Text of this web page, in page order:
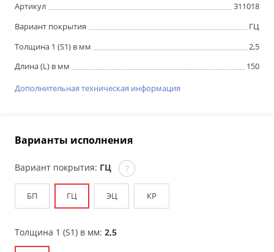
Артикул
311018
Вариант покрытия
ГЦ
Толщина 1 (S1) в мм
2,5
Длина (L) в мм
150
Дополнительная техническая информация
Варианты исполнения
Вариант покрытия: ГЦ ?
БП ГЦ ЭЦ КР
Толщина 1 (S1) в мм: 2,5